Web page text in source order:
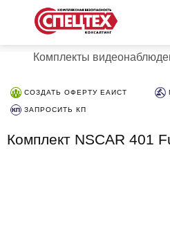
Комплекты
СОЗДАТЬ ОФЕРТУ ЕАИСТ
ЗАПРОСИТЬ КП
Комплект NSCAR 401